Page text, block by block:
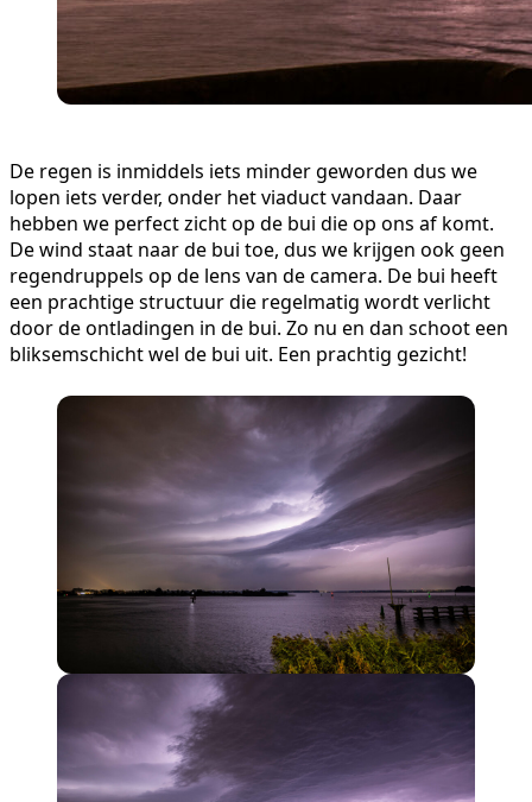
De regen is inmiddels iets minder geworden dus we
lopen iets verder, onder het viaduct vandaan. Daar
hebben we perfect zicht op de bui die op ons af komt.
De wind staat naar de bui toe, dus we krijgen ook geen
regendruppels op de lens van de camera. De bui heeft
een prachtige structuur die regelmatig wordt verlicht
door de ontladingen in de bui. Zo nu en dan schoot een
bliksemschicht wel de bui uit. Een prachtig gezicht!